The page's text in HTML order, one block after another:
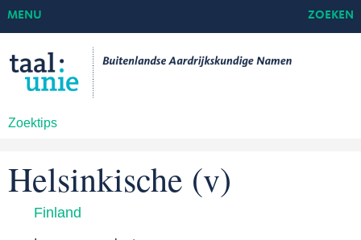
Zoektips
MENU ZOEKEN
Helsinkische (v)
Finland